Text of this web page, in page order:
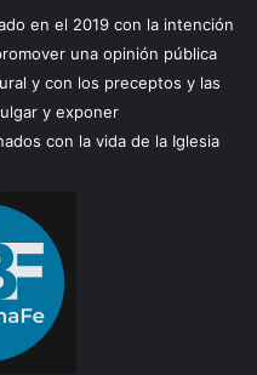
en el 2019 con la intención
una opinión pública
y con los preceptos y las
y exponer
con la vida de la Iglesia